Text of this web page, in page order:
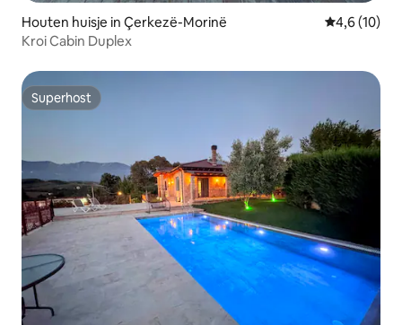
Houten huisje in Çerkezë-Morinë
4,6 (10)
Kroi Cabin Duplex
Superhost
Superhost